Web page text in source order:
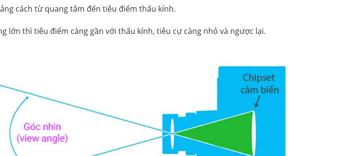
cách từ quang tâm đến tiêu điểm thấu kính.
lớn thì tiêu điểm càng gần với thấu kính, tiêu cự càng nhỏ và ngược lại.